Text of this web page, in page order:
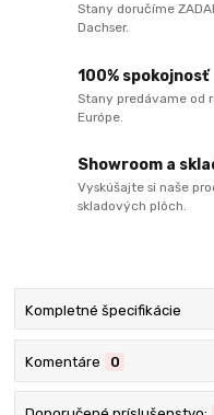
Stany doručíme
Dachser.
100% spokojnosť
Stany predávame od
Európe.
Showroom a
Vyskúšajte si naše
skladových plôch.
Kompletné špecifikácie
Komentáre 0